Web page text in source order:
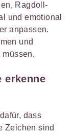
Ragdoll-
und emotional
anpassen.
und
erkenne
dass
Zeichen sind